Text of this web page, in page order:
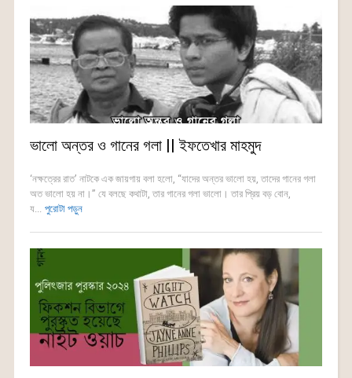
ভালো অন্তর ও গানের গলা || ইফতেখার মাহমুদ
‘নক্ষত্রের রাত’ নাটকে এক জায়গায় বলা হলো, “যাদের অন্তর ভালো হয়, তাদের গানের গলা
অত ভালো হয় না।” যে বলছে কথাটা, তার গানের গলা ভালো। তার প্রিয় বড় বোন,
য... পুরোটা পড়ুন